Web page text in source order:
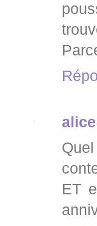
alice
ET